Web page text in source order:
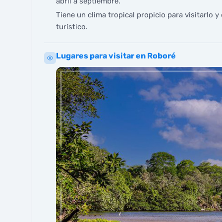
Tiene un clima tropical propicio para visitarlo
turístico.
Lugares para visitar en Roboré